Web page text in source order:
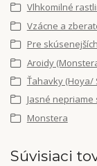
Vlhkomilné
Vzácne a
Pre
Aroidy
Ťahavky (Hoya/
Jasné nepriame
Monstera
Súvisiaci